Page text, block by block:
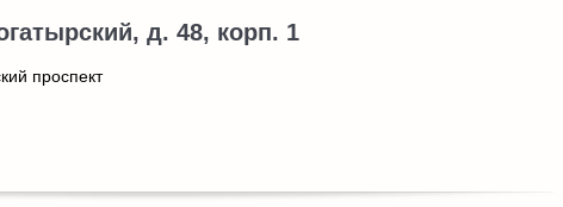
д. 48, корп. 1
проспект